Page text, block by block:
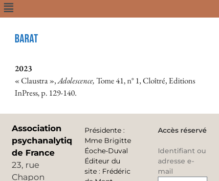
Barat
2023
« Claustra »,Adolescence, Tome 41, n° 1, Cloîtré, Editions
InPress, p. 129-140.
Association
psychanalytique
de France
23, rue
Chapon
Présidente :
Mme Brigitte
Éoche-Duval
Éditeur du
site : Frédéric
Accès réservé
Identifiant ou
adresse e-
mail